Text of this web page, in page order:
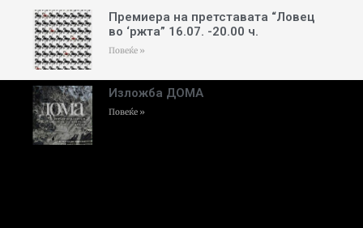
Премиера на претставата “Ловец
во ‘ржта” 16.07. -20.00 ч.
Повеќе »
Изложба ДОМА
Повеќе »